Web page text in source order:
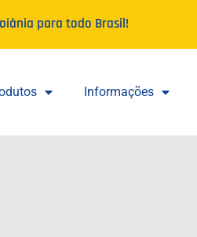
para todo Brasil!
Informações